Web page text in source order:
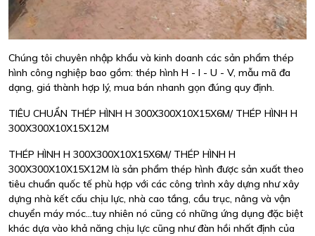
Chúng tôi chuyên nhập khẩu và kinh doanh các sản phẩm thép
hình công nghiệp bao gồm: thép hình H - I - U - V, mẫu mã đa
dạng, giá thành hợp lý, mua bán nhanh gọn đúng quy định.
TIÊU CHUẨN THÉP HÌNH H 300X300X10X15X6M/ THÉP HÌNH H
300X300X10X15X12M
THÉP HÌNH H 300X300X10X15X6M/ THÉP HÌNH H
300X300X10X15X12M là sản phẩm thép hình được sản xuất theo
tiêu chuẩn quốc tế phù hợp với các công trình xây dựng như xây
dựng nhà kết cấu chịu lực, nhà cao tầng, cầu trục, nâng và vận
chuyển máy móc...tuy nhiên nó cũng có những ứng dụng đặc biệt
khác dựa vào khả năng chịu lực cũng như đàn hồi nhất định của